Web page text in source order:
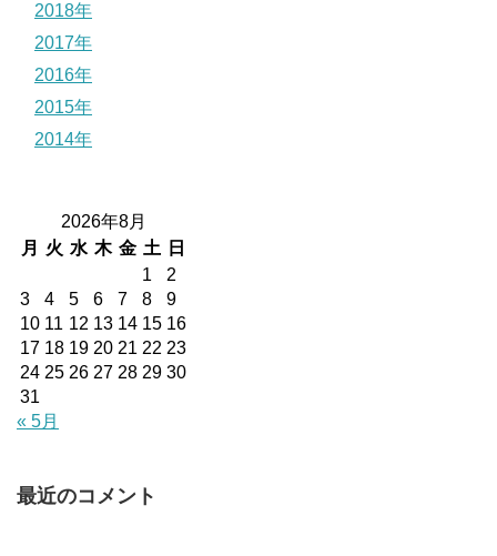
2018年
2017年
2016年
2015年
2014年
2026年8月
月
火 水 木 金 土
日
1
2
3
4 5 6 7 8
9
10 11 12 13 14 15 16
17 18 19 20 21 22 23
24 25 26 27 28 29 30
31
« 5月
最近のコメント